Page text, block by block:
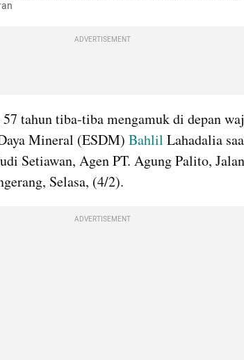
ADVERTISEMENT
tahun tiba-tiba mengamuk di depan
Mineral (ESDM) Bahlil Lahadalia
Setiawan, Agen PT. Agung Palito,
Selasa, (4/2).
ADVERTISEMENT